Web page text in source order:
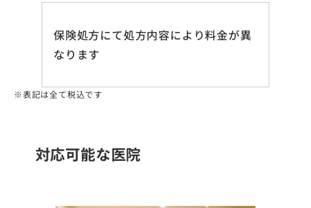
保険処方にて処方内容により料金が異
なります
表記は全て税込です
対応可能な医院